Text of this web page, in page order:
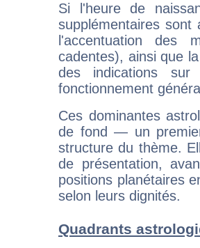
Si l'heure de
supplémentaires sont
l'accentuation des
cadentes), ainsi que
des indications sur
fonctionnement
Ces dominantes
de fond — un
structure du thème.
de présentation,
positions planétaires
selon leurs dignités.
Quadrants